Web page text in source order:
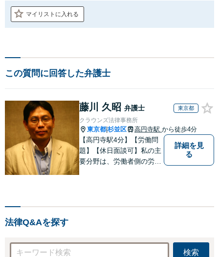
マイリストに入れる
この質問に回答した弁護士
藤川 久昭 弁護士 東京都
クラウンズ法律事務所
東京都 杉並区 高円寺駅 から徒歩4分
【高円寺駅4分】【労働問
題】【休日面談可】私の主
要分野は、労働者側の労働
詳細を見
る
法律Q&Aを探す
検索